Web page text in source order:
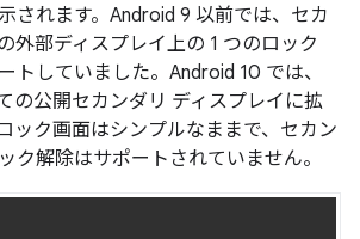
されます。Android 9 以前では、セカ
外部ディスプレイ上の 1 つのロック
トしていました。 Android 10 では、
の公開セカンダリ ディスプレイに拡
ック画面はシンプルなままで、セカン
ク解除はサポートされていません。